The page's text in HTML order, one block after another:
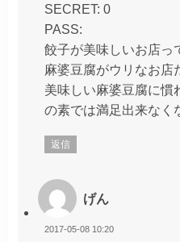
SECRET: 0
PASS:
餃子が美味しいお店っ
麻婆豆腐がウリなお店
美味しい麻婆豆腐に慣
の素では満足出来なく
返信
げん
2017-05-08 10:20